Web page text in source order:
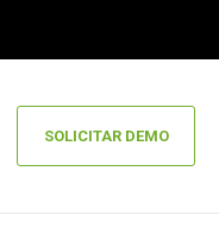
SOLICITAR DEMO